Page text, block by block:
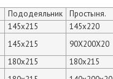
Пододеяльник Простыня.
145х215 145х220
145х215 90Х200Х20
180х215 180х215